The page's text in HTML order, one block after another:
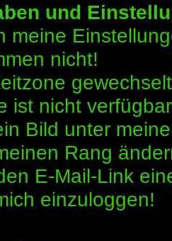
und
meine
nicht!
ist nicht
Bild unter
Rang
E-Mail-Link
einzuloggen!